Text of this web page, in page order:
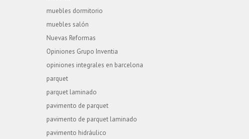
muebles dormitorio
muebles salón
Nuevas Reformas
Opiniones Grupo Inventia
opiniones integrales en barcelona
parquet
parquet laminado
pavimento de parquet
pavimento de parquet laminado
pavimento hidráulico